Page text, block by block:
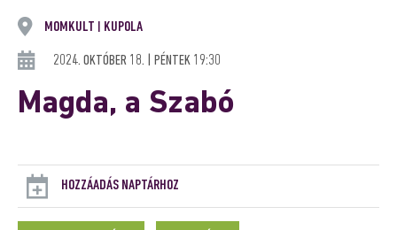
MOMKULT KUPOLA
2024. OKTÓBER 18. | PÉNTEK 19:30
Magda, a Szabó
HOZZÁADÁS NAPTÁRHOZ